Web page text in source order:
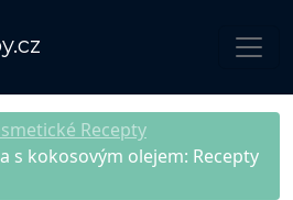
Recepty
s kokosovým olejem: Recepty